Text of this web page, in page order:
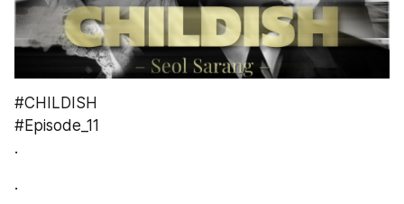
#CHILDISH
#Episode_11
.
.